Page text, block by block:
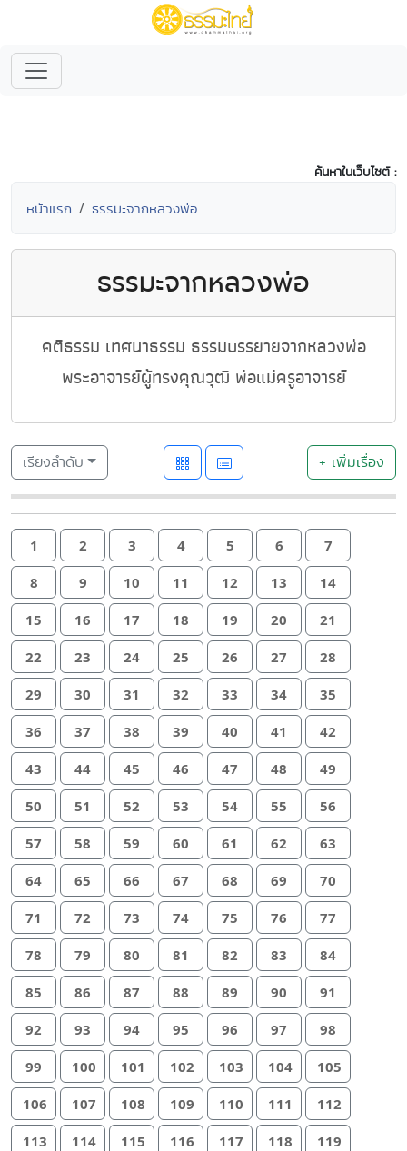
ค้นหาในเว็บไซต์ :
หน้าแรก ธรรมะจากหลวงพ่อ
ธรรมะจากหลวงพ่อ
คติธรรม เทศนาธรรม ธรรมบรรยายจากหลวงพ่อ
พระอาจารย์ผู้ทรงคุณวุฒิ พ่อแม่ครูอาจารย์
เรียงลำดับ + เพิ่มเรื่อง
1 2 3 4 5 6 7
8 9 10 11 12 13 14
15 16 17 18 19 20 21
22 23 24 25 26 27 28
29 30 31 32 33 34 35
36 37 38 39 40 41 42
43 44 45 46 47 48 49
50 51 52 53 54 55 56
57 58 59 60 61 62 63
64 65 66 67 68 69 70
71 72 73 74 75 76 77
78 79 80 81 82 83 84
85 86 87 88 89 90 91
92 93 94 95 96 97 98
99 100 101 102 103 104 105
106 107 108 109 110 111 112
113 114 115 116 117 118 119